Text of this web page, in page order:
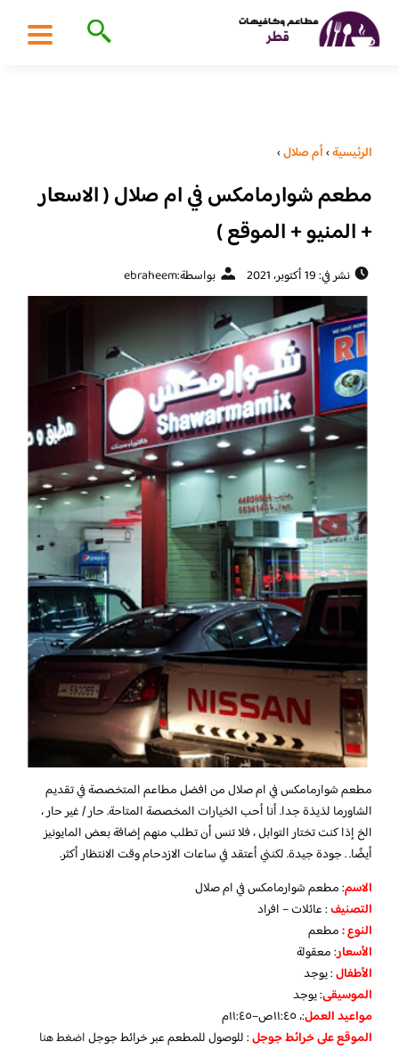
الرئيسية›أم صلال›
مطعم شوارمامكس في ام صلال ( الاسعار
+ المنيو + الموقع )
نشر في: 19 أكتوبر، 2021 بواسطة:ebraheem
مطعم شوارمامكس في ام صلال من افضل مطاعم المتخصصة في تقديم
الشاورما لذيذة جدا. أنا أحب الخيارات المخصصة المتاحة. حار / غير حار ،
الخ إذا كنت تختار التوابل ، فلا تنس أن تطلب منهم إضافة بعض المايونيز
أيضًا. . جودة جيدة. لكنني أعتقد في ساعات الازدحام وقت الانتظار أكثر.
الاسم: مطعم شوارمامكس في ام صلال
التصنيف: عائلات – افراد
النوع :مطعم
الأسعار:معقولة
الأطفال:يوجد
الموسيقى:يوجد
مواعيد العمل:، ١١:٤٥ص–١١:٤٥م
الموقع على خرائط جوجل: للوصول للمطعم عبر خرائط جوجلاضغط هنا